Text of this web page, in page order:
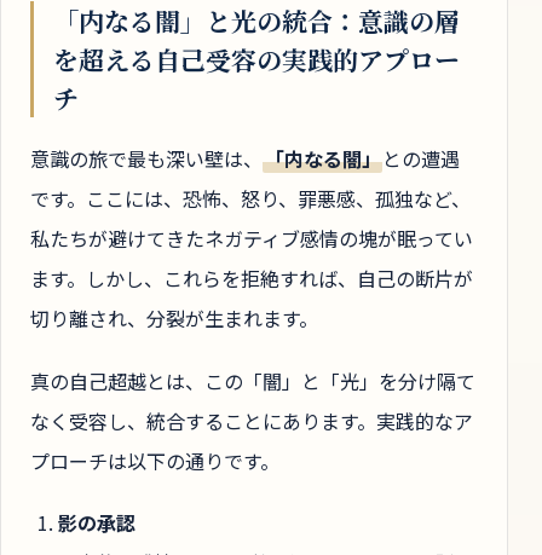
「内なる闇」と光の統合：意識の層
を超える自己受容の実践的アプロー
チ
意識の旅で最も深い壁は、 「内なる闇」との遭遇
です。ここには、恐怖、怒り、罪悪感、孤独など、
私たちが避けてきたネガティブ感情の塊が眠ってい
ます。しかし、これらを拒絶すれば、自己の断片が
切り離され、分裂が生まれます。
真の自己超越とは、この「闇」と「光」を分け隔て
なく受容し、統合することにあります。実践的なア
プローチは以下の通りです。
影の承認